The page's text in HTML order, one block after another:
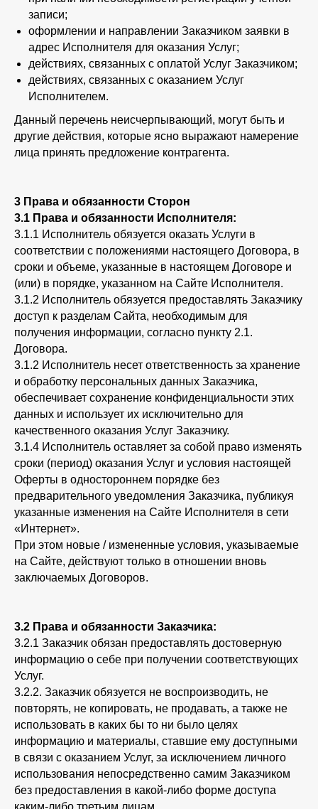
записи;
оформлении и направлении Заказчиком заявки в
адрес Исполнителя для оказания Услуг;
действиях, связанных с оплатой Услуг Заказчиком;
действиях, связанных с оказанием Услуг
Исполнителем.
Данный перечень неисчерпывающий, могут быть и
другие действия, которые ясно выражают намерение
лица принять предложение контрагента.
3 Права и обязанности Сторон
3.1 Права и обязанности Исполнителя:
3.1.1 Исполнитель обязуется оказать Услуги в
соответствии с положениями настоящего Договора, в
сроки и объеме, указанные в настоящем Договоре и
(или) в порядке, указанном на Сайте Исполнителя.
3.1.2 Исполнитель обязуется предоставлять Заказчику
доступ к разделам Сайта, необходимым для
получения информации, согласно пункту 2.1.
Договора.
3.1.2 Исполнитель несет ответственность за хранение
и обработку персональных данных Заказчика,
обеспечивает сохранение конфиденциальности этих
данных и использует их исключительно для
качественного оказания Услуг Заказчику.
3.1.4 Исполнитель оставляет за собой право изменять
сроки (период) оказания Услуг и условия настоящей
Оферты в одностороннем порядке без
предварительного уведомления Заказчика, публикуя
указанные изменения на Сайте Исполнителя в сети
«Интернет».
При этом новые / измененные условия, указываемые
на Сайте, действуют только в отношении вновь
заключаемых Договоров.
3.2 Права и обязанности Заказчика:
3.2.1 Заказчик обязан предоставлять достоверную
информацию о себе при получении соответствующих
Услуг.
3.2.2. Заказчик обязуется не воспроизводить, не
повторять, не копировать, не продавать, а также не
использовать в каких бы то ни было целях
информацию и материалы, ставшие ему доступными
в связи с оказанием Услуг, за исключением личного
использования непосредственно самим Заказчиком
без предоставления в какой-либо форме доступа
каким-либо третьим лицам.